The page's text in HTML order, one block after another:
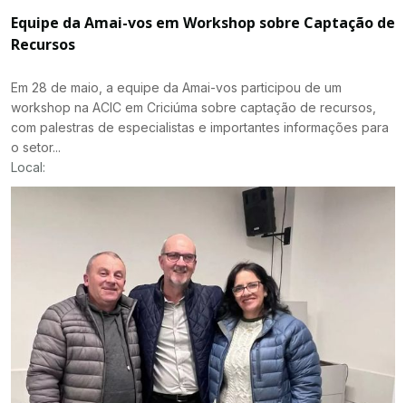
Equipe da Amai-vos em Workshop sobre Captação de
Recursos
Em 28 de maio, a equipe da Amai-vos participou de um
workshop na ACIC em Criciúma sobre captação de recursos,
com palestras de especialistas e importantes informações para
o setor...
Local: